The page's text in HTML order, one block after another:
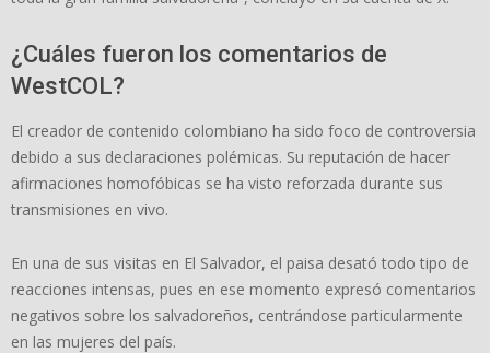
¿Cuáles fueron los comentarios de
WestCOL?
El creador de contenido colombiano ha sido foco de controversia
debido a sus declaraciones polémicas. Su reputación de hacer
afirmaciones homofóbicas se ha visto reforzada durante sus
transmisiones en vivo.
En una de sus visitas en El Salvador, el paisa desató todo tipo de
reacciones intensas, pues en ese momento expresó comentarios
negativos sobre los salvadoreños, centrándose particularmente
en las mujeres del país.